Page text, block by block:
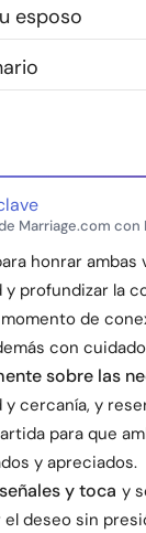
Todos los
esposo
Marriage.com con
honrar
profundizar la
de
con
sobre las
cercanía, y
para que
y apreciados.
y toca y
deseo sin